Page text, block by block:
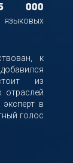
000
к
из
отраслей
в
голос